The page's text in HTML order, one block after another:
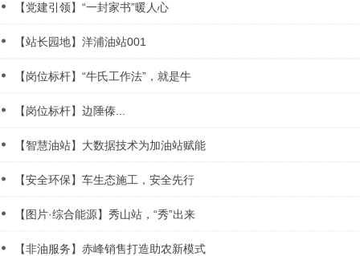
【党建引领】“一封家书”暖人心
【站长园地】洋浦油站001
【岗位标杆】“牛氏工作法”，就是牛
【岗位标杆】边陲傣...
【智慧油站】大数据技术为加油站赋能
【安全环保】车生态施工，安全先行
【图片·综合能源】秀山站，“秀”出来
【非油服务】赤峰销售打造助农新模式